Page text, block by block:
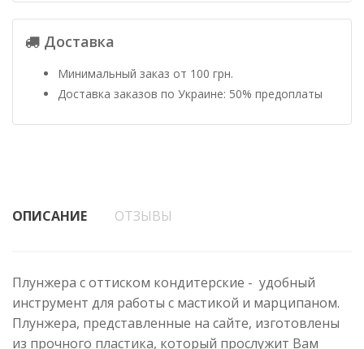
Доставка
Минимальный заказ от 100 грн.
Доставка заказов по Украине: 50% предоплаты
ОПИСАНИЕ ОТЗЫВЫ
Плунжера с оттиском кондитерские - удобный
инструмент для работы с мастикой и марципаном.
Плунжера, представленные на сайте, изготовлены
из прочного пластика, который прослужит Вам